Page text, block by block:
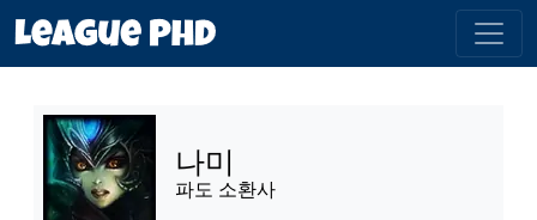
나미
파도 소환사